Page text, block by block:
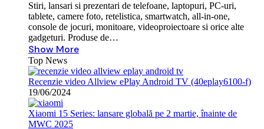
Stiri, lansari si prezentari de telefoane, laptopuri, PC-uri,
tablete, camere foto, retelistica, smartwatch, all-in-one,
console de jocuri, monitoare, videoproiectoare si orice alte
gadgeturi. Produse de…
Show More
Top News
Recenzie video Allview ePlay Android TV (40eplay6100-f)
19/06/2024
Xiaomi 15 Series: lansare globală pe 2 martie, înainte de
MWC 2025